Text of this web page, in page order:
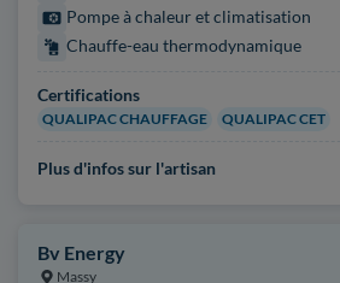
Pompe à chaleur et climatisation
Chauffe-eau thermodynamique
Certifications
QUALIPAC CHAUFFAGE QUALIPAC CET
Plus d'infos sur l'artisan
Bv Energy
Massy